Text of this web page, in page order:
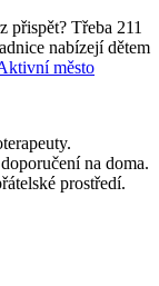
Třeba 211
nabízejí dětem
město
na doma.
prostředí.